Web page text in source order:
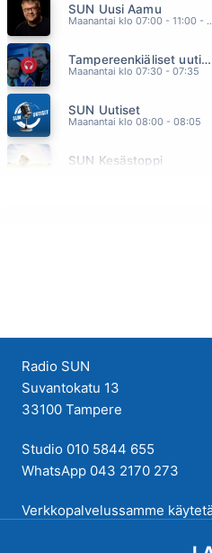
SUN Uusi Aamu
Maanantai klo 07:00 -
Tampereenkiäliset uutiset
Maanantai klo 07:30 - 07:35
SUN Uutiset
Maanantai klo 08:00 - 08:05
SUN Kesästoppi
Radio SUN
Suvantokatu 13
33100 Tampere
Studio 010 5844 655
WhatsApp 043 2170 273
Verkkopalvelussamme